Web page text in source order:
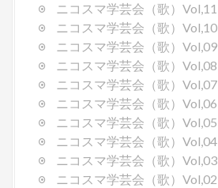
ニコスマ学芸会（歌）Vol,11
ニコスマ学芸会（歌）Vol,10
ニコスマ学芸会（歌）Vol,09
ニコスマ学芸会（歌）Vol,08
ニコスマ学芸会（歌）Vol,07
ニコスマ学芸会（歌）Vol,06
ニコスマ学芸会（歌）Vol,05
ニコスマ学芸会（歌）Vol,04
ニコスマ学芸会（歌）Vol,03
ニコスマ学芸会（歌）Vol,02